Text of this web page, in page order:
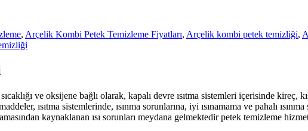
, Arçelik Kombi Petek Temizleme Fiyatları, Arçelik kombi petek temizliği,
ve oksijene bağlı olarak, kapalı devre ısıtma sistemleri içerisinde kireç,
ısıtma sistemlerinde, ısınma sorunlarına, iyi ısınamama ve pahalı
kaynaklanan ısı sorunları meydana gelmektedir petek temizleme